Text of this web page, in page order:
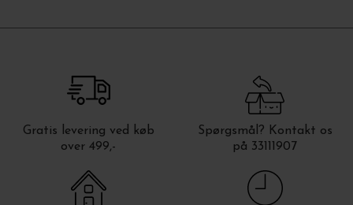
Gratis levering ved køb
over 499,-
Spørgsmål? Kontakt os
på 33111907